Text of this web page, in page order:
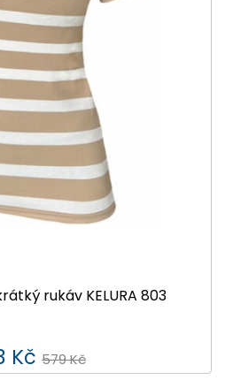
rukáv KELURA 803
Kč 579 Kč